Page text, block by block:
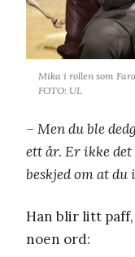
Mika i rollen som
FOTO: UL
– Men du ble
ett år. Er ikke
beskjed om at
Han blir litt
noen ord: